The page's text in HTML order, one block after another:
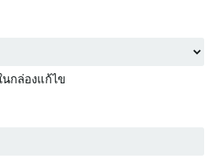
กล่องแก้ไข